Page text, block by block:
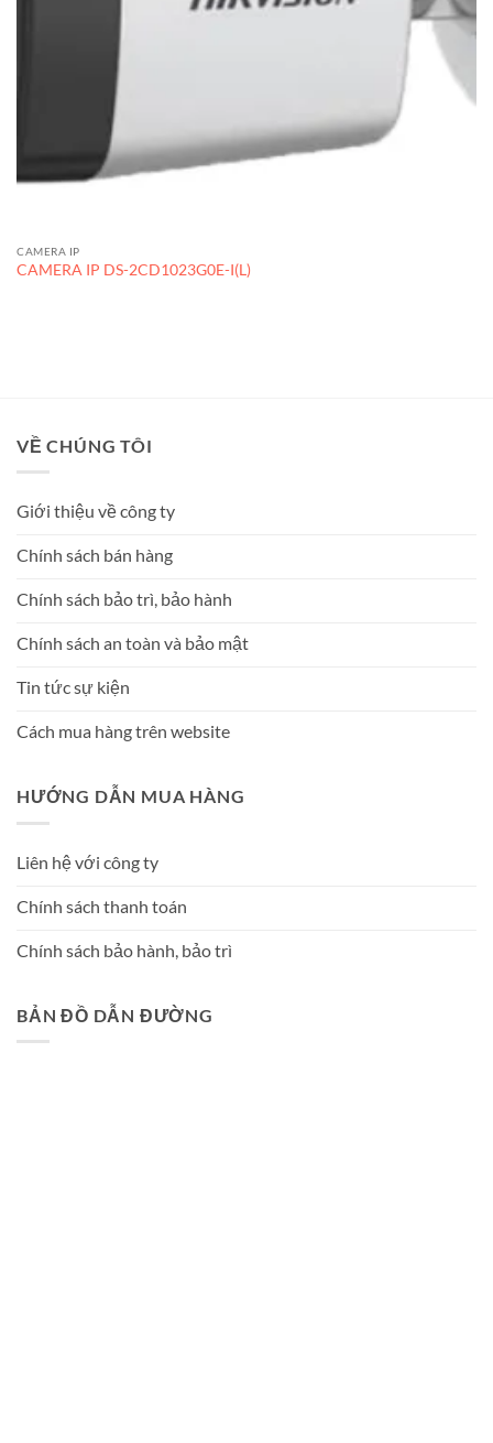
CAMERA IP
CAMERA IP DS-2CD1023G0E-I(L)
VỀ CHÚNG TÔI
Giới thiệu về công ty
Chính sách bán hàng
Chính sách bảo trì, bảo hành
Chính sách an toàn và bảo mật
Tin tức sự kiện
Cách mua hàng trên website
HƯỚNG DẪN MUA HÀNG
Liên hệ với công ty
Chính sách thanh toán
Chính sách bảo hành, bảo trì
BẢN ĐỒ DẪN ĐƯỜNG